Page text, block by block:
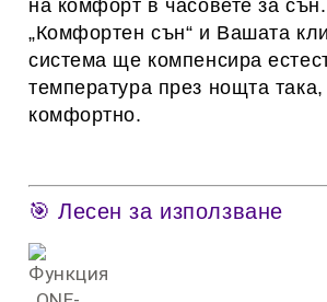
на комфорт в часовете за
„Комфортен сън“ и Вашата
система ще компенсира
температура през нощта
комфортно.
🎯Лесен за използване